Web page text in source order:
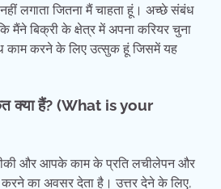
लगाता जितना मैं चाहता हूं। अच्छे संबंध
मैंने बिक्री के क्षेत्र में अपना करियर चुना
काम करने के लिए उत्सुक हूं जिसमें यह
क्या हैं? (What is your
और आपके काम के प्रति लचीलेपन और
करने का अवसर देता है। उत्तर देने के लिए,